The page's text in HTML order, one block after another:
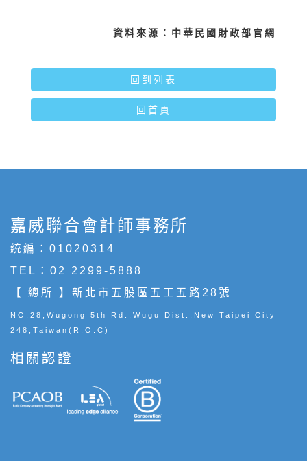
資料來源：中華民國財政部官網
回到列表
回首頁
嘉威聯合會計師事務所
統編：01020314
TEL： 02 2299-5888
【 總所 】新北市五股區五工五路28號
NO.28,Wugong 5th Rd.,Wugu Dist.,New Taipei City
248,Taiwan(R.O.C)
相關認證